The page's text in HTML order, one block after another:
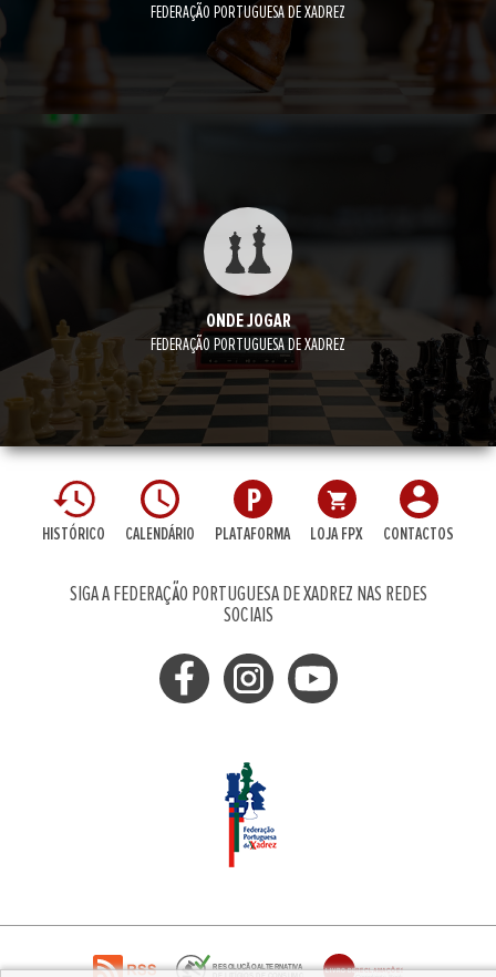
FEDERAÇÃO PORTUGUESA DE XADREZ
ONDE JOGAR
FEDERAÇÃO PORTUGUESA DE XADREZ
HISTÓRICO CALENDÁRIO PLATAFORMA LOJA FPX CONTACTOS
SIGA A FEDERAÇÃO PORTUGUESA DE XADREZ NAS REDES
SOCIAIS